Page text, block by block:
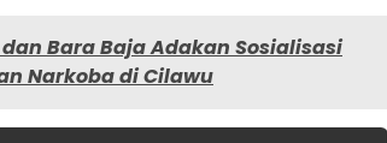
Bara Baja Adakan Sosialisasi
Narkoba di Cilawu